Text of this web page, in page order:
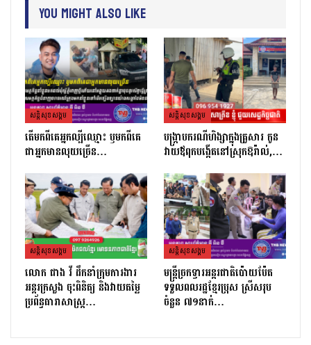
You Might Also Like
សន្តិសុខសង្គម
តេីមកពីគេអ្នកល្បីឈ្មោះ​ ឫមកពីគេ
ជាអ្នកមានលុយច្រេីន​…
សន្តិសុខសង្គម
បង្ក្រាបករណីហិង្សាក្នុងគ្រួសារ កូន
វាយឪពុកបង្កើតនៅស្រុកឱរ៉ាល់,…
សន្តិសុខសង្គម
លោក ផាង វី ដឹកនាំក្រុមការងារ
អន្តរក្រសួង ចុះពិនិត្យ និងវាយតម្លៃ
ប្រព័ន្ធធារាសាស្ត្រ…
សន្តិសុខសង្គម
មន្ត្រីច្រកទ្វារអន្តរជាតិប៉ោយប៉ែត
ទទួលពលរដ្ឋខ្មែរប្រុស ស្រីសរុប
ចំនួន ៧១នាក់…